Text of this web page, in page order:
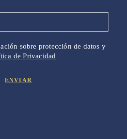
sobre protección de datos y
de Privacidad